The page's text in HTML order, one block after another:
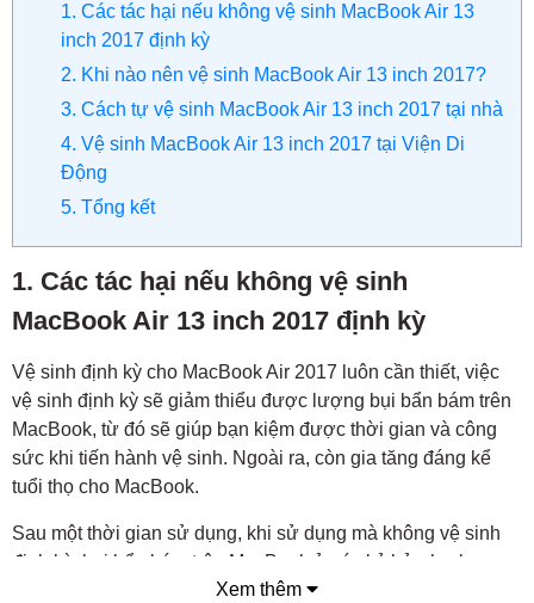
1. Các tác hại nếu không vệ sinh MacBook Air 13
inch 2017 định kỳ
2. Khi nào nên vệ sinh MacBook Air 13 inch 2017?
3. Cách tự vệ sinh MacBook Air 13 inch 2017 tại nhà
4. Vệ sinh MacBook Air 13 inch 2017 tại Viện Di
Động
5. Tổng kết
1. Các tác hại nếu không vệ sinh
MacBook Air 13 inch 2017 định kỳ
Vệ sinh định kỳ cho MacBook Air 2017 luôn cần thiết, việc
vệ sinh định kỳ sẽ giảm thiểu được lượng bụi bẩn bám trên
MacBook, từ đó sẽ giúp bạn kiệm được thời gian và công
sức khi tiến hành vệ sinh. Ngoài ra, còn gia tăng đáng kể
tuổi thọ cho MacBook.
Sau một thời gian sử dụng, khi sử dụng mà không vệ sinh
định kỳ, bụi bẩn bám trên MacBook ở các kẻ hở như bo
mạch chủ, khe tản nhiệt, quạt tản nhiệt làm quạt bị hư,
Xem thêm